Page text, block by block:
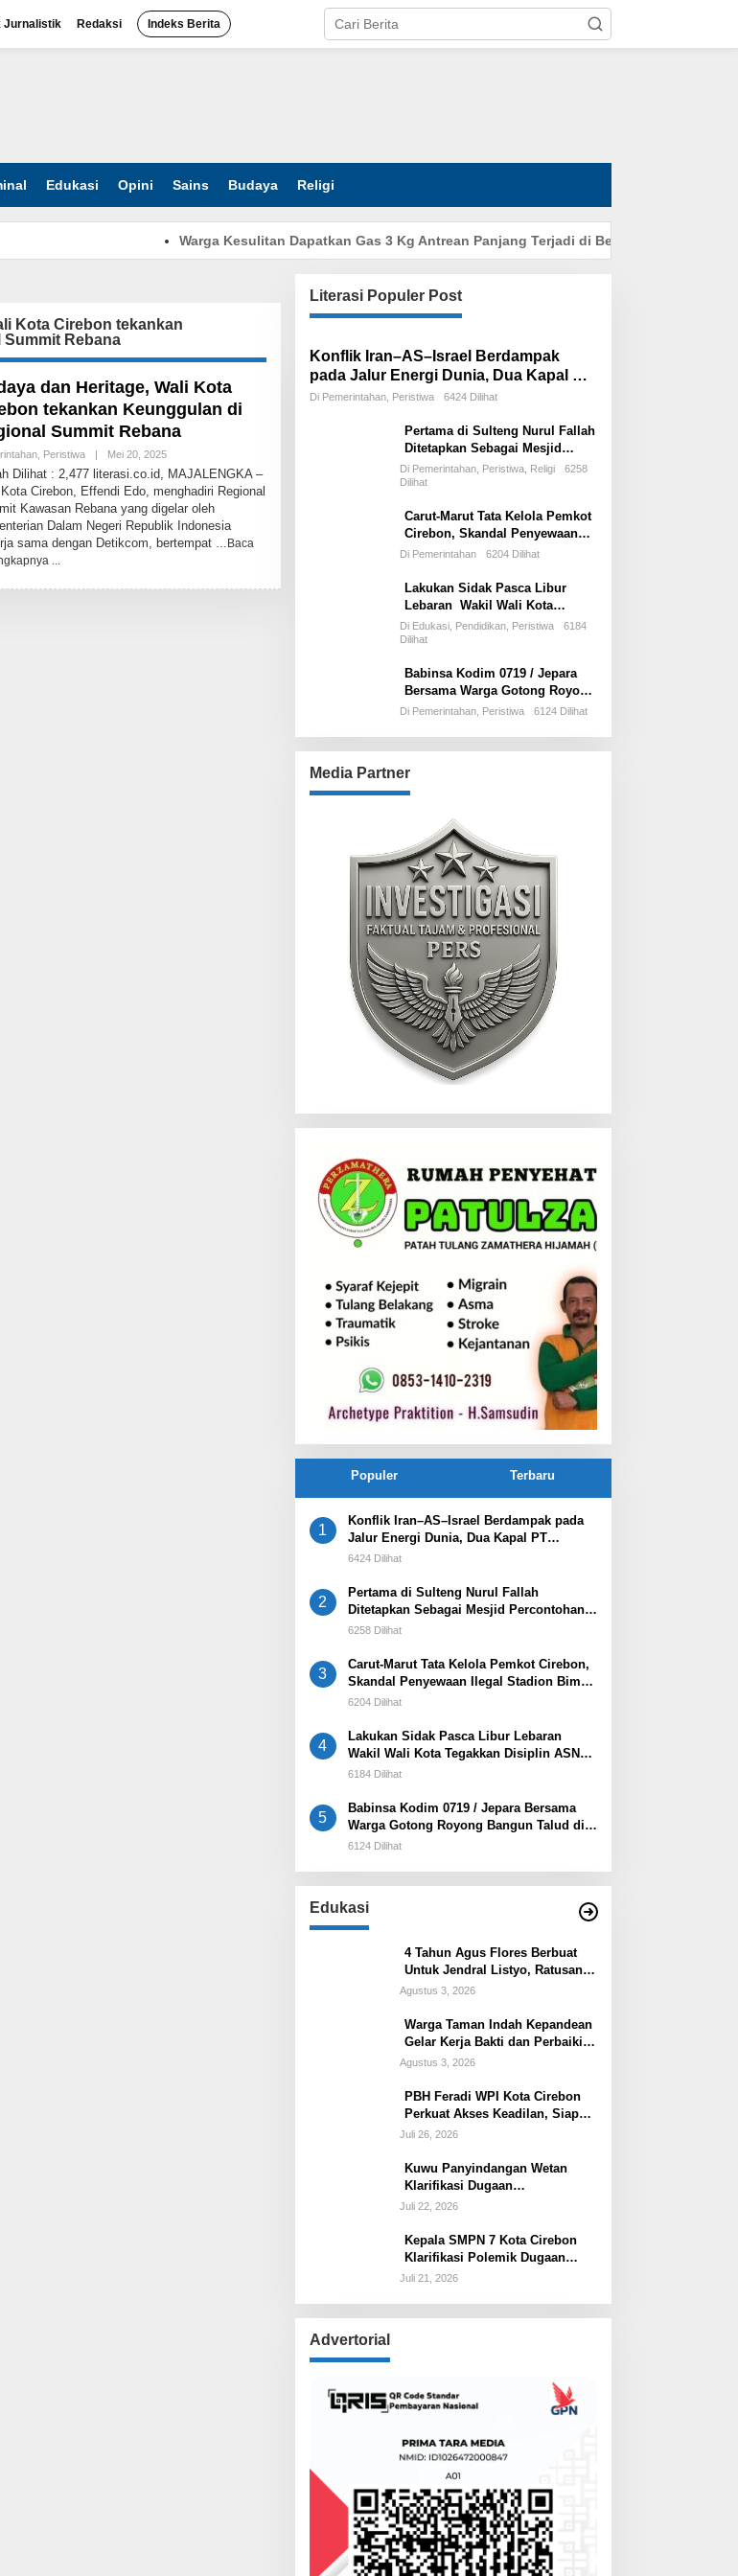
Jurnalistik Redaksi Indeks Berita
Edukasi Opini Sains Budaya Religi
Warga Kesulitan Dapatkan Gas 3 Kg Antrean Panjang Terjadi di Beberapa Desa
Kota Cirebon tekankan
Rebana
dan Heritage, Wali Kota
tekankan Keunggulan di
Summit Rebana
, Peristiwa | Mei 20, 2025Oleh
Andri
Lesmana
Dilihat : 2,477 literasi.co.id, MAJALENGKA –
Cirebon, Effendi Edo, menghadiri Regional
Kawasan Rebana yang digelar oleh
Dalam Negeri Republik Indonesia
sama dengan Detikcom, bertempat …Baca
Literasi Populer Post
Konflik Iran–AS–Israel Berdampak
pada Jalur Energi Dunia, Dua Kapal PT
Pertamina International Shipping
Di Pemerintahan, Peristiwa 6424 Dilihat
Pertama di Sulteng Nurul Fallah
Ditetapkan Sebagai Mesjid
Percontohan Dan Ramah
Musafir.
Di Pemerintahan, Peristiwa, Religi
6258
Dilihat
Carut-Marut Tata Kelola Pemkot
Cirebon, Skandal Penyewaan
Ilegal Stadion Bima Jadi Ujian
Di Pemerintahan 6204 Dilihat
Lakukan Sidak Pasca Libur
Lebaran Wakil Wali Kota
Tegakkan Disiplin ASN dan
Pelayanan Publik
Di Edukasi, Pendidikan, Peristiwa
6184
Dilihat
Babinsa Kodim 0719 / Jepara
Bersama Warga Gotong Royong
Bangun Talud di Sawah Blok
Di Pemerintahan, Peristiwa 6124 Dilihat
Media Partner
Populer Terbaru
1
Konflik Iran–AS–Israel Berdampak pada
Jalur Energi Dunia, Dua Kapal PT
Pertamina International Shipping
6424 Dilihat
2
Pertama di Sulteng Nurul Fallah
Ditetapkan Sebagai Mesjid Percontohan
Dan Ramah Musafir.
6258 Dilihat
3
Carut-Marut Tata Kelola Pemkot Cirebon,
Skandal Penyewaan Ilegal Stadion Bima
Jadi Ujian Perdana Wali Kota Effendi Edo
6204 Dilihat
4
Lakukan Sidak Pasca Libur Lebaran
Wakil Wali Kota Tegakkan Disiplin ASN
dan Pelayanan Publik
6184 Dilihat
5
Babinsa Kodim 0719 / Jepara Bersama
Warga Gotong Royong Bangun Talud di
Sawah Blok Benad, Desa Sidigede
6124 Dilihat
Edukasi
4 Tahun Agus Flores Berbuat
Untuk Jendral Listyo, Ratusan
Ribu Masyarakat Dihadirkan
Agustus 3, 2026
Warga Taman Indah Kepandean
Gelar Kerja Bakti dan Perbaiki
Lampu Jalan
Agustus 3, 2026
PBH Feradi WPI Kota Cirebon
Perkuat Akses Keadilan, Siap
Dampingi Masyarakat Pencari
Juli 26, 2026
Kuwu Panyindangan Wetan
Klarifikasi Dugaan
Penyelewengan Program Bedah
Penyaluran Sesuai Prosedur
Juli 22, 2026
Kepala SMPN 7 Kota Cirebon
Klarifikasi Polemik Dugaan
Pungli di Medsos Tegaskan
Juli 21, 2026
Advertorial